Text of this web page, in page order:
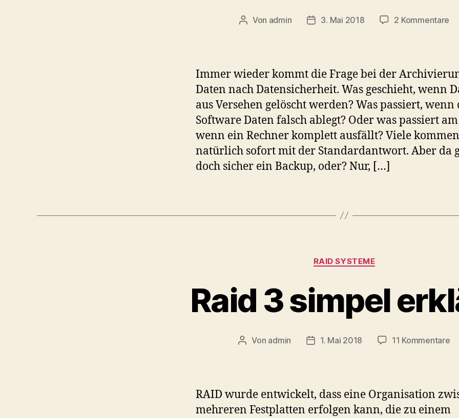
Beitragsautor
Von admin Veröffentlichungsdatum
3. Mai 2018 2 Kommentare
Immer wieder kommt die Frage bei der
Daten nach Datensicherheit. Was geschieht, wenn
aus Versehen gelöscht werden? Was passiert, wenn
Software Daten falsch ablegt? Oder was passiert
wenn ein Rechner komplett ausfällt? Viele kommen
natürlich sofort mit der Standardantwort. Aber da
doch sicher ein Backup, oder? Nur, […]
Kategorien
RAID SYSTEME
Raid 3 simpel
Beitragsautor
Von admin Veröffentlichungsdatum
1. Mai 2018 11 Kommentarezu
RAID wurde entwickelt, dass eine Organisation
mehreren Festplatten erfolgen kann, die zu einem